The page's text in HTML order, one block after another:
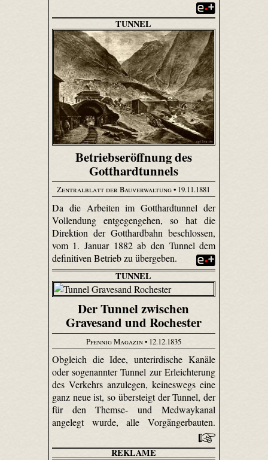
TUNNEL
Betriebseröffnung des
Gotthardtunnels
Zentralblatt der Bauverwaltung• 19.11.1881
Da die Arbeiten im Gotthardtunnel der
Vollendung entgegengehen, so hat die
Direktion der Gotthardbahn beschlossen,
vom 1. Januar 1882 ab den Tunnel dem
definitiven Betrieb zu übergeben.
TUNNEL
Der Tunnel zwischen
Gravesand und Rochester
Pfennig Magazin• 12.12.1835
Obgleich die Idee, unterirdische Kanäle
oder sogenannter Tunnel zur Erleichterung
des Verkehrs anzulegen, keineswegs eine
ganz neue ist, so übersteigt der Tunnel, der
für den Themse- und Medwaykanal
angelegt wurde, alle Vorgängerbauten.
REKLAME